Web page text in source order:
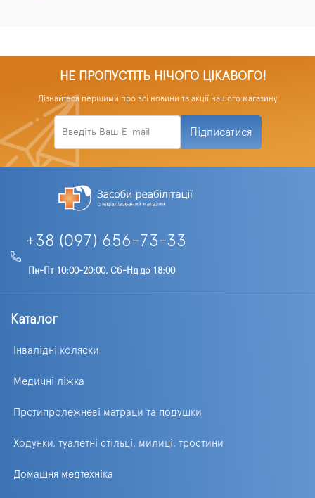
НЕ ПРОПУСТІТЬ НІЧОГО ЦІКАВОГО!
Дізнайтеся першими про всі новини та акції нашого магазину
Підписатися
+38 (097) 656-73-33
Пн-Пт 10:00-20:00, Сб-Нд до 18:00
Каталог
Інвалідні коляски
Медичні ліжка
Протипролежневі матраци та подушки
Ходунки, туалетні стільці, милиці, тростини
Домашня медтехніка